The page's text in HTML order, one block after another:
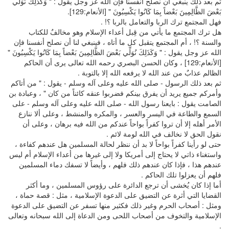
بَعْضَ الظَّالِمِينَ بَعْضاً بِمَا كَانُوا يَكْسِبُونَ " [الأنعام:129].
فهل المجتمع ترك الربا والتعامل بالربا ؟! .
هل ترك المجتمع ما يأتي من قِبل أعداء الإسلام وهو مخالفٌ للكتاب
والسنة ؟! ، أم المجتمع يتقبل كل ما أتاه ، فينبغي لنا أن نصلح أنفسنا فإن
الله عز وجل يقول : " وَكَذَلِكَ نُوَلِّي بَعْضَ الظَّالِمِينَ بَعْضاً بِمَا كَانُوا يَكْسِبُونَ "
[الأنعام:129] ، وكان الحسن البصري رحمه الله تعالى يرى أن الحاكم
الظالم عذابٌ من عند الله لا يرفعه الله إلا بالتوبة .
ثم بعد ذلك الرسول - صلى الله عليه وعلى آله وسلم - يقول : " من أتاكم
وأمركم جميع يريد أن يفرق بينكم فضربوا عنقه كائناً من كان " ، وعبادة بن
الصامت يقول : بايعنا رسول الله - صلى الله عليه وعلى آله وسلم - على
السمع والطاعة في اليسر والعسر ، والمكره والمنشط ، وعلى ألا ننازع
الأمر أهله إلا أن تروا كفراً بواحاً عندكم من الله فيه برهان ، وعلى أن
نقول الحق لا نخالف في الله لومة لائم .
حتى لو رأينا كفراً بواحاً لا بد أن ننظر لحالة المسلمين هل عندهم كفاءة ،
واستغناء ذاتي لا يحتاج إلى أمريكا ولا إلى غيرها من أعداء الإسلام أم ليس
عندهم هذا ، فإذا كان عندهم ذلك فلهم ، وأيضاً لا تسفك دماء المسلمين
فلهم أن يعزلوا تلك الحاكم .
أما إذا كان يُخشى أن ترجع الدائرة على رؤوس المسلمين ، وما أكثر
القضايا التي أثرة عن التضيق على الدعوة الإسلامية ، مثل : قصة حماة ،
ومثل : أصحاب الحرم وغير ذلك فكثير منها تسفر عن التضيق على الدعوة
الإسلامية والتخوف من أصحاب اللحى ومن الدعاة إلى الله سبحانه وتعالى
.